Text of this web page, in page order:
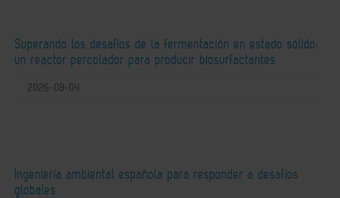
Superando los desafíos de la fermentación en estado sólido:
un reactor percolador para producir biosurfactantes
2026-08-04
Ingeniería ambiental española para responder a desafíos
globales